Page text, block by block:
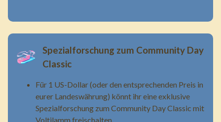
Spezialforschung zum Community Day
Classic
Für 1 US-Dollar (oder den entsprechenden Preis in
eurer Landeswährung) könnt ihr eine exklusive
Spezialforschung zum Community Day Classic mit
Voltilamm freischalten.